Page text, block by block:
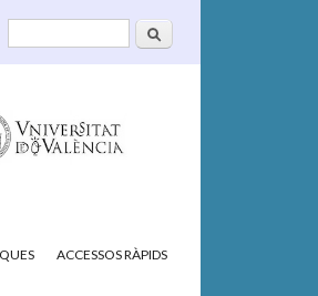
deCerca
ACCESSOS RÀPIDS